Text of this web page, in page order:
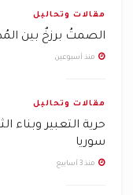
مقالات وتحاليل
الصمتُ برزخٌ بين
منذ أسبوعين
مقالات وتحاليل
حرية التعبير وبناء
سوريا
منذ 3 أسابيع